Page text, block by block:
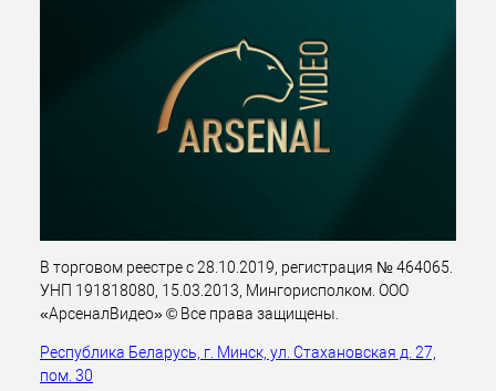
В торговом реестре с 28.10.2019, регистрация № 464065.
УНП 191818080, 15.03.2013, Мингорисполком. ООО
«АрсеналВидео» © Все права защищены.
Республика Беларусь, г. Минск, ул. Стахановская д. 27,
пом. 30